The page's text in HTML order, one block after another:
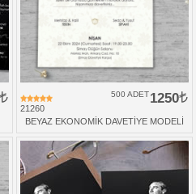
21260
1250
500 ADET
BEYAZ EKONOMİK DAVETİYE MODELİ